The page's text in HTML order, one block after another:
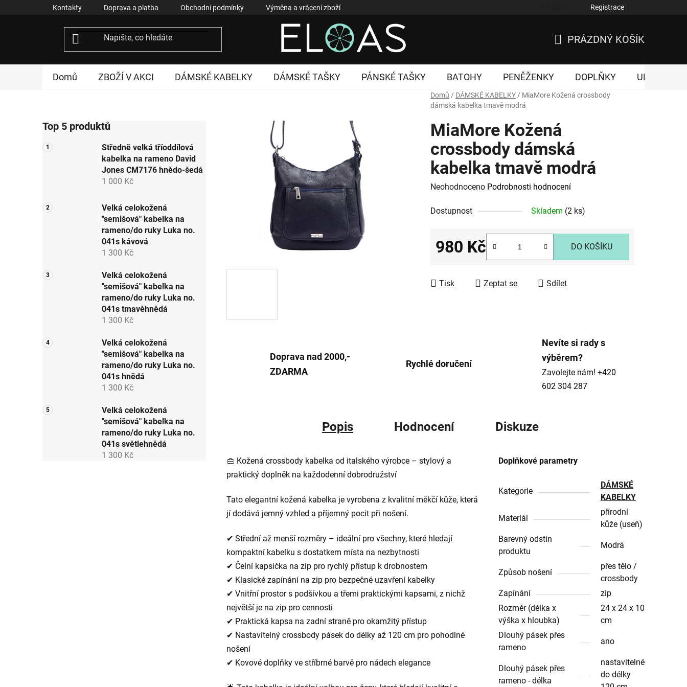
Kontakty Doprava a platba Obchodní podmínky Výměna a vrácení zboží Registrace
KOŠÍK
PRÁZDNÝ KOŠÍK
Domů ZBOŽÍ V AKCI DÁMSKÉ KABELKY DÁMSKÉ TAŠKY PÁNSKÉ TAŠKY BATOHY PENĚŽENKY DOPLŇKY UNISEX
Domů / DÁMSKÉ KABELKY / MiaMore Kožená crossbody
dámská kabelka tmavě modrá
o
s
t
n
e
Top 5 produktů
Středně velká tříoddílová
kabelka na rameno David
Jones CM7176 hnědo-šedá
1 000 Kč
Velká celokožená
"semišová" kabelka na
rameno/do ruky Luka no.
041s kávová
1 300 Kč
Velká celokožená
"semišová" kabelka na
rameno/do ruky Luka no.
041s tmavěhnědá
1 300 Kč
Velká celokožená
"semišová" kabelka na
rameno/do ruky Luka no.
041s hnědá
1 300 Kč
Velká celokožená
"semišová" kabelka na
rameno/do ruky Luka no.
041s světlehnědá
1 300 Kč
MiaMore Kožená
crossbody dámská
kabelka tmavě modrá
Průměrné
produktu
0,0
hvězdiček.
Neohodnoceno Podrobnosti hodnocení
Dostupnost Skladem (2 ks)
980 Kč DO KOŠÍKU
Tisk Zeptat se Sdílet
Doprava nad 2000,-
ZDARMA
Rychlé doručení
Nevíte si rady s
výběrem?
Zavolejte nám! +420
602 304 287
Popis Hodnocení Diskuze
👜 Kožená crossbody kabelka od italského výrobce – stylový a
praktický doplněk na každodenní dobrodružství
Tato elegantní kožená kabelka je vyrobena z kvalitní měkčí kůže, která
jí dodává jemný vzhled a příjemný pocit při nošení.
✔ Střední až menší rozměry – ideální pro všechny, které hledají
kompaktní kabelku s dostatkem místa na nezbytnosti
✔ Čelní kapsička na zip pro rychlý přístup k drobnostem
✔ Klasické zapínání na zip pro bezpečné uzavření kabelky
✔ Vnitřní prostor s podšívkou a třemi praktickými kapsami, z nichž
největší je na zip pro cennosti
✔ Praktická kapsa na zadní straně pro okamžitý přístup
✔ Nastavitelný crossbody pásek do délky až 120 cm pro pohodlné
nošení
✔ Kovové doplňky ve stříbrné barvě pro nádech elegance
Doplňkové parametry
Kategorie
DÁMSKÉ
KABELKY
Materiál
přírodní
kůže (useň)
Barevný odstín
produktu
Modrá
Způsob nošení
přes tělo /
crossbody
Zapínání
zip
Rozměr (délka x
výška x hloubka)
24 x 24 x 10
cm
Dlouhý pásek přes
rameno
ano
Dlouhý pásek přes
rameno - délka
nastavitelné
do délky